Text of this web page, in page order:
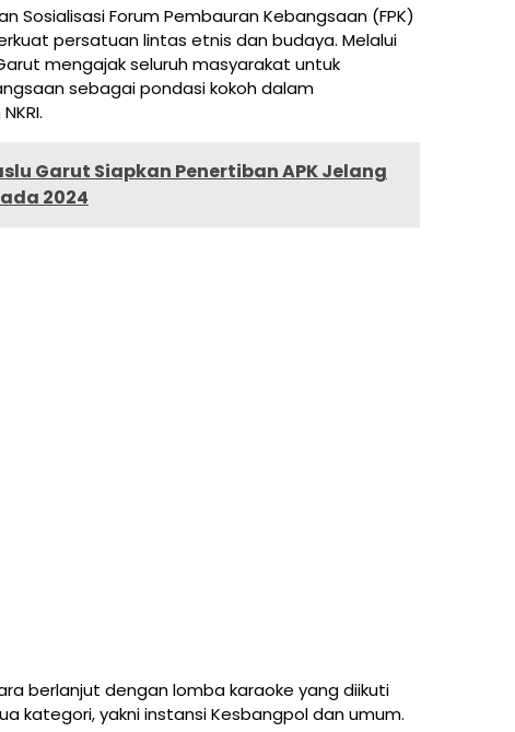
Sosialisasi Forum Pembauran Kebangsaan (FPK)
persatuan lintas etnis dan budaya. Melalui
mengajak seluruh masyarakat untuk
sebagai pondasi kokoh dalam
Garut Siapkan Penertiban APK Jelang
2024
berlanjut dengan lomba karaoke yang diikuti
kategori, yakni instansi Kesbangpol dan umum.